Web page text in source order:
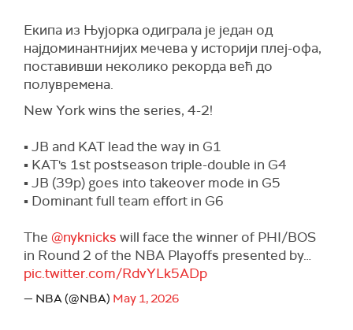
Екипа из Њујорка одиграла је један од
најдоминантнијих мечева у историји плеј-офа,
поставивши неколико рекорда већ до
полувремена.
New York wins the series, 4-2!
▪️ JB and KAT lead the way in G1
▪️ KAT's 1st postseason triple-double in G4
▪️ JB (39p) goes into takeover mode in G5
▪️ Dominant full team effort in G6
The @nyknicks will face the winner of PHI/BOS
in Round 2 of the NBA Playoffs presented by…
pic.twitter.com/RdvYLk5ADp
— NBA (@NBA) May 1, 2026